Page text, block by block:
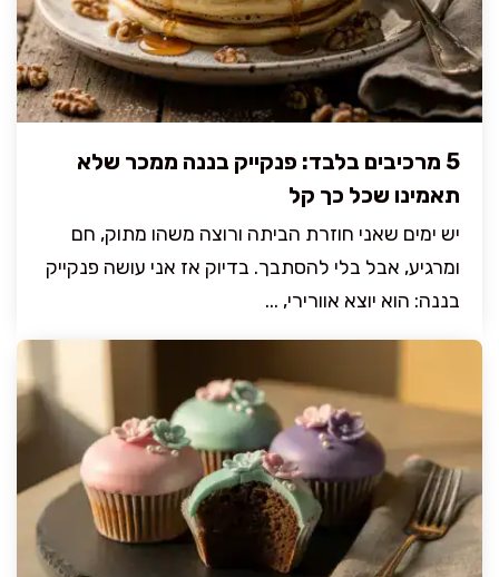
5 מרכיבים בלבד: פנקייק בננה ממכר שלא
תאמינו שכל כך קל
יש ימים שאני חוזרת הביתה ורוצה משהו מתוק, חם
ומרגיע, אבל בלי להסתבך. בדיוק אז אני עושה פנקייק
בננה: הוא יוצא אוורירי, ...